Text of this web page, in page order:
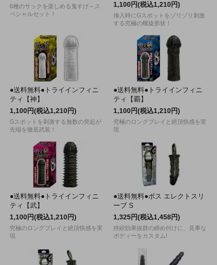
6種のサックを楽しめる鬼すげ～ス
ペシャルセット！
1,100円(税込1,210円)
挿入時にGスポットをゾリゾリ刺激
する究極の螺旋形状！
●送料無料●トライインフィニ
ティ【神】
1,100円(税込1,210円)
Gスポットを刺激する無数の突起が
先端を徹底武装！
●送料無料●トライインフィニ
ティ【覇】
1,100円(税込1,210円)
究極のロングプレイと絶頂快感を実
現
●送料無料●トライインフィニ
ティ【武】
1,100円(税込1,210円)
究極のロングプレイと絶頂快感を実
現
●送料無料●ボス エレクトスリ
ーブ S
1,325円(税込1,458円)
持続効果抜群の締め付けに、見事な
ボディーをカスタム!